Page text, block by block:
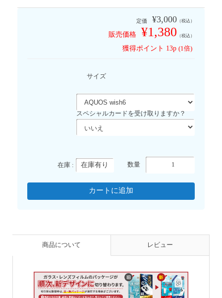
定価 ¥3,000 （税込）
販売価格 ¥1,380 （税込）
獲得ポイント 13p (1倍)
サイズ
スペシャルカードを受け取りますか？
数量
在庫 : 在庫有り
商品について レビュー